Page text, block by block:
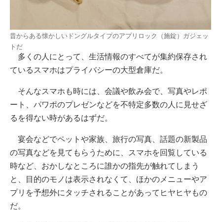
昔からある懐かしいドングルタイプのアプリロック（施錠）ガジェッ
トだ
多くの人にとって、生活情報のすべてが集約保存され
ているスマホはプライバシーの大型倉庫だ。
そんなスマホも時には、会議や飲み会で、写真やレポ
ート、パワポのプレゼンなどを不特定多数の人に見せざ
るを得ない時があるはずだ。
宴会などでペットや家族、旅行の写真、話題の新製品
の写真などを見てもらうために、スマホを回覧している
時など、おかしなところに誰かの指先が触れてしまう
と、目的のモノは表示されなくて、ほかのメニューやア
プリを予想外にタッチされることがあってヒヤヒヤもの
だ。